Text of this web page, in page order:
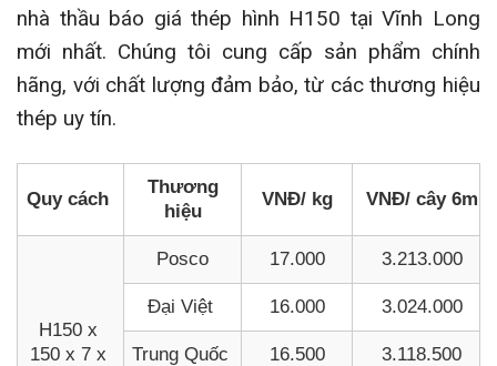
nhà thầu báo giá thép hình H150 tại Vĩnh Long
mới nhất. Chúng tôi cung cấp sản phẩm chính
hãng, với chất lượng đảm bảo, từ các thương hiệu
thép uy tín.
Quy cách
Thương
hiệu
VNĐ/ kg VNĐ/ cây 6m
H150 x
150 x 7 x
Posco 17.000 3.213.000
Đại Việt 16.000 3.024.000
Trung Quốc 16.500 3.118.500